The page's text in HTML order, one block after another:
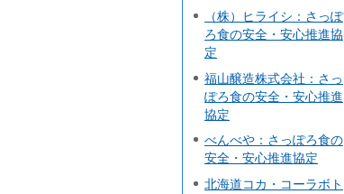
（株）ヒライシ：さっぽ
ろ食の安全・安心推進協
定
福山醸造株式会社：さっ
ぽろ食の安全・安心推進
協定
べんべや：さっぽろ食の
安全・安心推進協定
北海道コカ・コーラボト